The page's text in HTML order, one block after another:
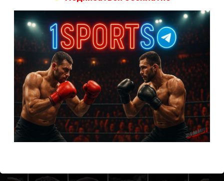
А как смотреть с ноутбука?
Анонимно кРасписание боев UFC
Кусок говна ты, существом даже нельзя ,такое как ты назвать!
АнонимнокКонор МакГрегор
УЧ
АнонимнокРэнди Браун — Николас Далби
не запускается ни один бой, реклама есть, а когда
заканчивается начинается загрузка видео длиною в жизнь.
Исправьте пожалуйста